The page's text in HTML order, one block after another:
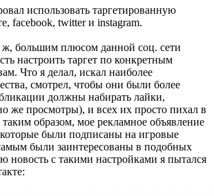
использовать таргетированную
facebook, twitter и instagram.
ж, большим плюсом данной соц. сети
настроить таргет по конкретным
Что я делал, искал наиболее
смотрел, чтобы они были более
должны набирать лайки,
же просмотры), и всех их просто пихал в
таким образом, мое рекламное объявление
были подписаны на игровые
были заинтересованы в подобных
новость с такими настройками я пытался